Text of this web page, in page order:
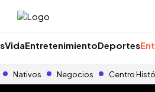
VidaEntretenimientoDeportes
Nativos Negocios Centro